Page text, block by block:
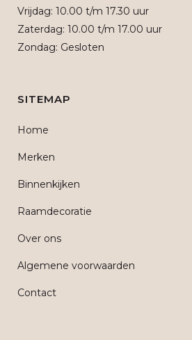
Vrijdag: 10.00 t/m 17.30 uur
Zaterdag: 10.00 t/m 17.00 uur
Zondag: Gesloten
SITEMAP
Home
Merken
Binnenkijken
Raamdecoratie
Over ons
Algemene voorwaarden
Contact